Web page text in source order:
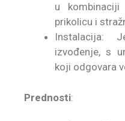
u
prikolicu i
Instalacija:
izvođenje, s
koji odgovara
Prednosti: